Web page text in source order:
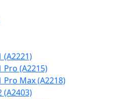
(A2221)
Pro (A2215)
Pro Max (A2218)
(A2403)